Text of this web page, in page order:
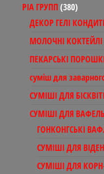
РІА ГРУПП 380380
товарів
ДЕКОР ГЕЛІ
МОЛОЧНІ КОКТЕЙЛІ
ПЕКАРСЬКІ
суміш для
СУМІШІ ДЛЯ
СУМІШІ ДЛЯ
ГОНКОНГСЬКІ
СУМІШІ ДЛЯ
СУМІШІ ДЛЯ